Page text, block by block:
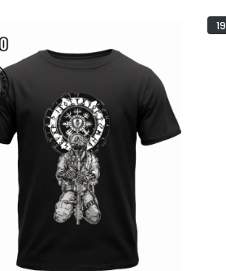
Hipismo/
Running Caveiras
Direita LANÇAMENTOS